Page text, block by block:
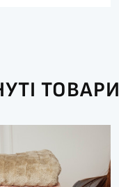
ТОВАРИ